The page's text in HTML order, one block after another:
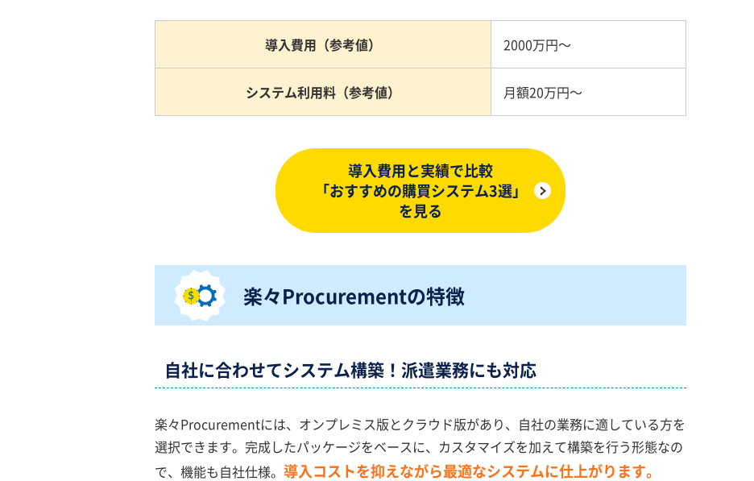
導入費用（参考値） 2000万円～
システム利用料（参考値） 月額20万円～
導入費用と実績で比較
「おすすめの購買システム3選」
を見る
楽々Procurementの特徴
自社に合わせてシステム構築！派遣業務にも対応
楽々Procurementには、オンプレミス版とクラウド版があり、自社の業務に適している方を
選択できます。完成したパッケージをベースに、カスタマイズを加えて構築を行う形態なの
で、機能も自社仕様。 導入コストを抑えながら最適なシステムに仕上がります。